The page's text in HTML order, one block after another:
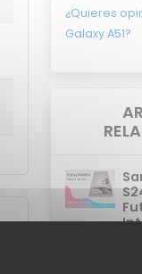
¿Quieres
Galaxy A51?